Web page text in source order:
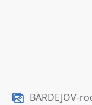
BARDEJOV-